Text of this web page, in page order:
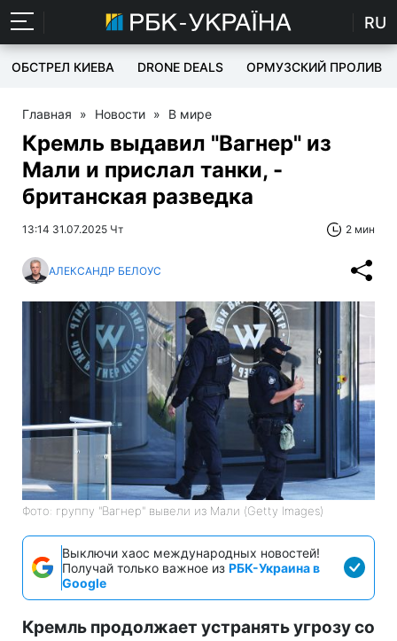
RU
ОБСТРЕЛ КИЕВА DRONE DEALS ОРМУЗСКИЙ ПРОЛИВ
Главная » Новости » В мире
Кремль выдавил "Вагнер" из
Мали и прислал танки, -
британская разведка
13:14 31.07.2025 Чт 2 мин
АЛЕКСАНДР БЕЛОУС
Фото: группу "Вагнер" вывели из Мали (Getty Images)
Выключи хаос международных новостей!
Получай только важное из РБК-Украина в
Google
Кремль продолжает устранять угрозу со